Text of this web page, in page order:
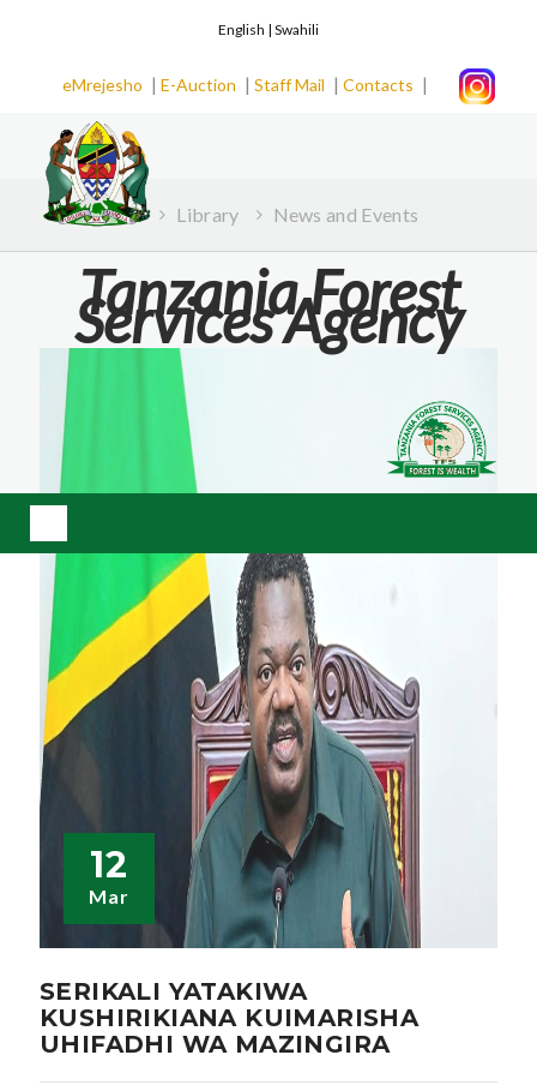
English | Swahili
eMrejesho | E-Auction | Staff Mail | Contacts |
Tanzania Forest
Services Agency
Home Library News and Events
12
Mar
SERIKALI YATAKIWA
KUSHIRIKIANA KUIMARISHA
UHIFADHI WA MAZINGIRA